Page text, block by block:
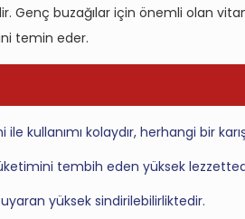
Genç buzağılar için önemli olan
temin eder.
ile kullanımı kolaydır, herhangi bir
tembih eden yüksek
yüksek sindirilebilirliktedir.